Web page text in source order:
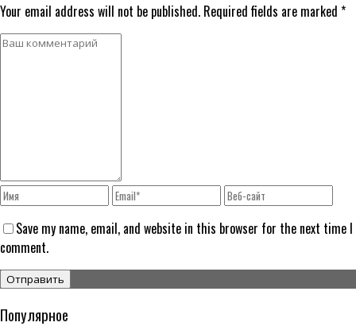
Your email address will not be published. Required fields are marked *
Save my name, email, and website in this browser for the next time I
comment.
Популярное